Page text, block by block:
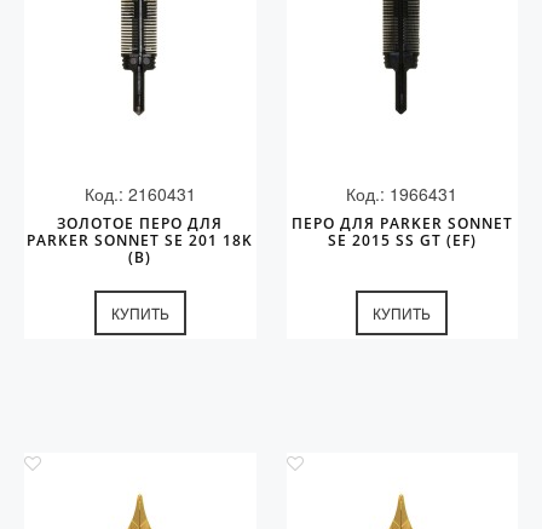
Код.: 2160431
ЗОЛОТОЕ ПЕРО ДЛЯ
PARKER SONNET SE 201 18K
(B)
КУПИТЬ
Код.: 1966431
ПЕРО ДЛЯ PARKER SONNET
SE 2015 SS GT (EF)
КУПИТЬ